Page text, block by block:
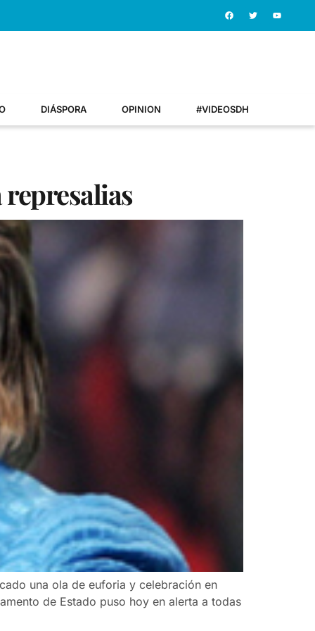
DIÁSPORA OPINION #VIDEOSDH
represalias
una ola de euforia y celebración en
de Estado puso hoy en alerta a todas